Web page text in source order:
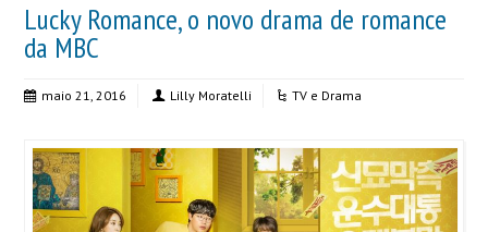
Lucky Romance, o novo drama de romance
da MBC
maio 21, 2016 Lilly Moratelli TV e Drama